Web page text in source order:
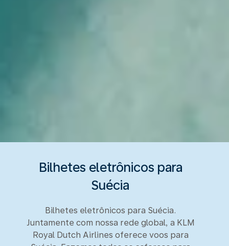
Bilhetes eletrônicos para
Suécia
Bilhetes eletrônicos para Suécia.
Juntamente com nossa rede global, a KLM
Royal Dutch Airlines oferece voos para